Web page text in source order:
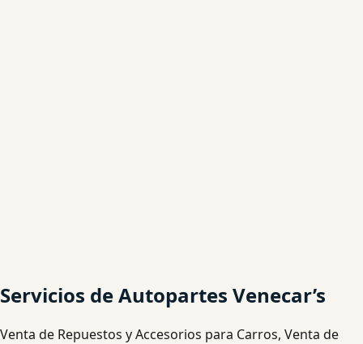
Servicios de Autopartes Venecar’s
Venta de Repuestos y Accesorios para Carros, Venta de